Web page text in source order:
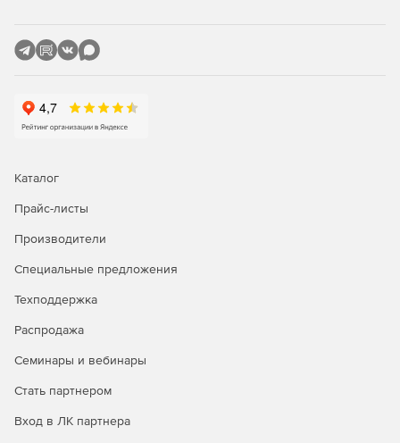
включая файлы, удаленные по сети.
Undelete Server Edition (5 лицензий на эту программу
входят в комплект поставки Undelete Server Edition).
Каталог
Прайс-листы
Производители
Специальные предложения
Техподдержка
Распродажа
Семинары и вебинары
Стать партнером
Вход в ЛК партнера